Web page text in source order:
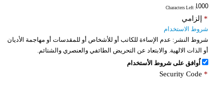
: Characters Left
إلزامي *
شروط الاستخدام
شروط النشر: عدم الإساءة للكاتب أو للأشخاص أو للمقدسات أو مهاجمة الأديان
أو الذات الالهية. والابتعاد عن التحريض الطائفي والعنصري والشتائم.
اُوافق على شروط الأستخدام
Security Code *